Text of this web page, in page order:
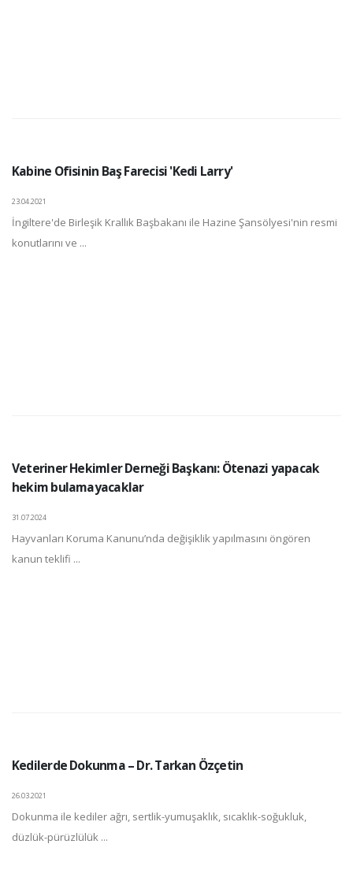
Kabine Ofisinin Baş Farecisi 'Kedi Larry'
23.04.2021
İngiltere'de Birleşik Krallık Başbakanı ile Hazine Şansölyesi'nin resmi
konutlarını ve ...
Veteriner Hekimler Derneği Başkanı: Ötenazi yapacak
hekim bulamayacaklar
31.07.2024
Hayvanları Koruma Kanunu’nda değişiklik yapılmasını öngören
kanun teklifi ...
Kedilerde Dokunma – Dr. Tarkan Özçetin
26.03.2021
Dokunma ile kediler ağrı, sertlik-yumuşaklık, sıcaklık-soğukluk,
düzlük-pürüzlülük ...